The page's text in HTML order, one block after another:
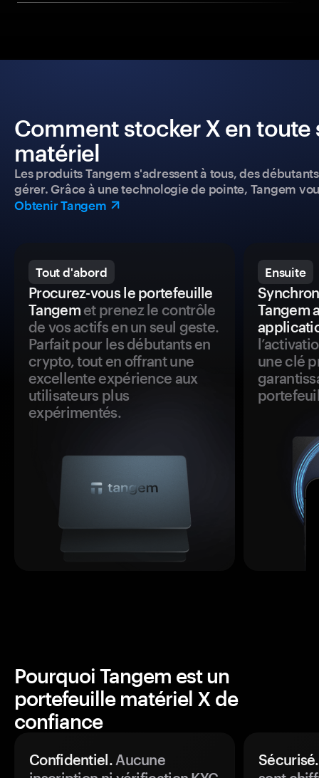
Comment stocker X en
matériel
Les produits Tangem s'adressent à tous, des
gérer. Grâce à une technologie de pointe, Tangem
Obtenir Tangem
Tout d'abord
Procurez-vous le portefeuille
Tangemet prenez le contrôle
de vos actifs en un seul geste.
Parfait pour les débutants en
crypto, tout en offrant une
excellente expérience aux
utilisateurs plus
expérimentés.
Ensuite
Tangem
une clé
Pourquoi Tangem est un
portefeuille matériel X de
confiance
Confidentiel.Aucune
Sécurisé.